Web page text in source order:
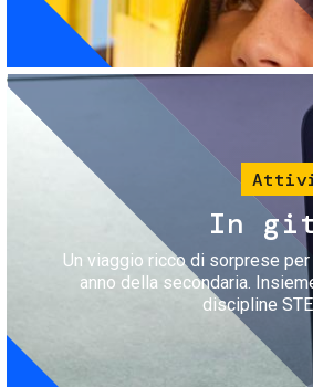
In
Un viaggio ricco di sorprese
anno della secondaria.
discipline